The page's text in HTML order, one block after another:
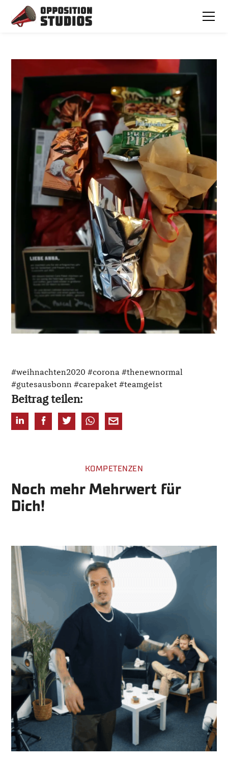
#weihnachten2020 #corona #thenewnormal
#gutesausbonn #carepaket #teamgeist
Beitrag teilen:
KOMPETENZEN
Noch mehr Mehrwert für
Dich!